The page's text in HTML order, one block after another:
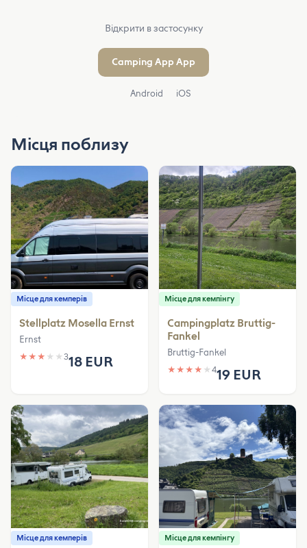
Відкрити в застосунку
Camping App App
Android iOS
Місця поблизу
Місце для кемперів
Stellplatz Mosella Ernst
Ernst
★ ★ ★ ★ ★ 318 EUR
Місце для кемпінгу
Campingplatz Bruttig-
Fankel
Bruttig-Fankel
★ ★ ★ ★ ★ 419 EUR
Місце для кемперів Місце для кемпінгу